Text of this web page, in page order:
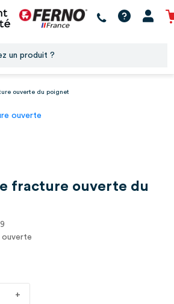
ouverte du poignet
fracture ouverte du
ouverte